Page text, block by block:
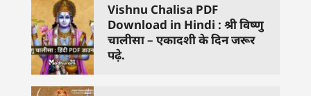
Vishnu Chalisa PDF
Download in Hindi : श्री विष्णु
चालीसा – एकादशी के दिन जरूर
पढ़े.